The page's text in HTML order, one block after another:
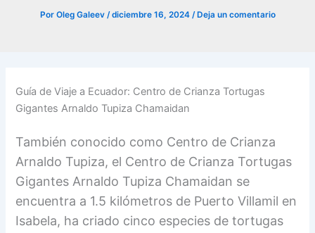
Por Oleg Galeev /diciembre 16, 2024 / Deja un comentario
Guía de Viaje a Ecuador: Centro de Crianza Tortugas
Gigantes Arnaldo Tupiza Chamaidan
También conocido como Centro de Crianza
Arnaldo Tupiza, el Centro de Crianza Tortugas
Gigantes Arnaldo Tupiza Chamaidan se
encuentra a 1.5 kilómetros de Puerto Villamil en
Isabela, ha criado cinco especies de tortugas